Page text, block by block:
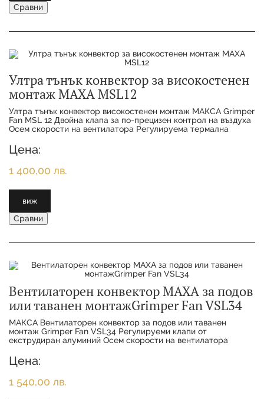
Сравни
Ултра тънък конвектор за високостенен
монтаж MAXA MSL12
Ултра тънък конвектор високостенен монтаж МАКСА Grimper
Fan MSL 12 Двойна клапа за по-прецизен контрол на въздуха
Осем скорости на вентилатора Регулируема термална
Цена:
1 400,00 лв.
виж
Сравни
Вентилаторен конвектор MAXA за подов
или таванен монтажGrimper Fan VSL34
МАКСА Вентилаторен конвектор за подов или таванен
монтаж Grimper Fan VSL34 Регулируеми клапи от
екструдиран алуминий Осем скорости на вентилатора
Цена:
1 540,00 лв.